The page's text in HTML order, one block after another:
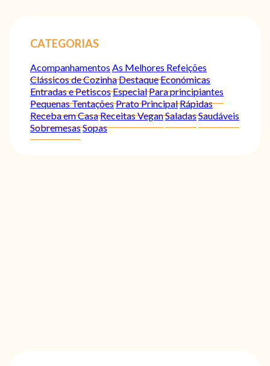
CATEGORIAS
Acompanhamentos As Melhores Refeições
Clássicos de CozinhaDestaqueEconómicas
Entradas e PetiscosEspecialPara principiantes
Pequenas TentaçõesPrato PrincipalRápidas
Receba em CasaReceitas VeganSaladasSaudáveis
SobremesasSopas